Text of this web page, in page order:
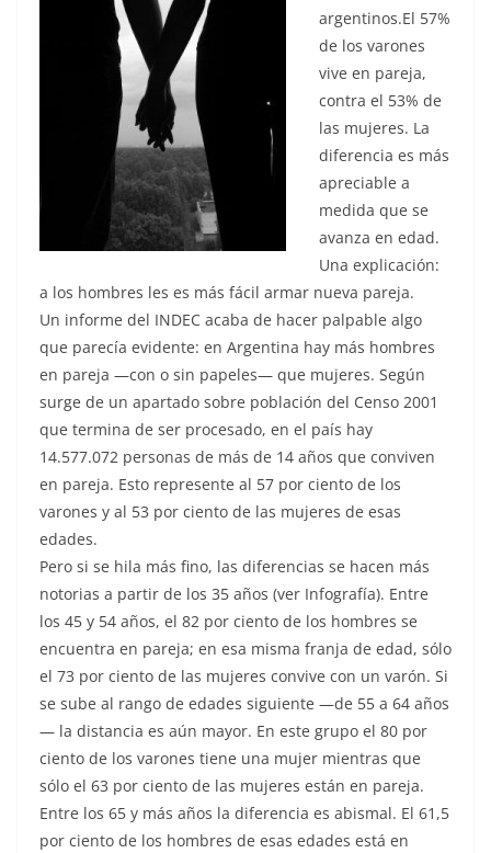
argentinos.El 57%
de los varones
vive en pareja,
contra el 53% de
las mujeres. La
diferencia es más
apreciable a
medida que se
avanza en edad.
Una explicación:
a los hombres les es más fácil armar nueva pareja.
Un informe del INDEC acaba de hacer palpable algo
que parecía evidente: en Argentina hay más hombres
en pareja —con o sin papeles— que mujeres. Según
surge de un apartado sobre población del Censo 2001
que termina de ser procesado, en el país hay
14.577.072 personas de más de 14 años que conviven
en pareja. Esto represente al 57 por ciento de los
varones y al 53 por ciento de las mujeres de esas
edades.
Pero si se hila más fino, las diferencias se hacen más
notorias a partir de los 35 años (ver Infografía). Entre
los 45 y 54 años, el 82 por ciento de los hombres se
encuentra en pareja; en esa misma franja de edad, sólo
el 73 por ciento de las mujeres convive con un varón. Si
se sube al rango de edades siguiente —de 55 a 64 años
— la distancia es aún mayor. En este grupo el 80 por
ciento de los varones tiene una mujer mientras que
sólo el 63 por ciento de las mujeres están en pareja.
Entre los 65 y más años la diferencia es abismal. El 61,5
por ciento de los hombres de esas edades está en